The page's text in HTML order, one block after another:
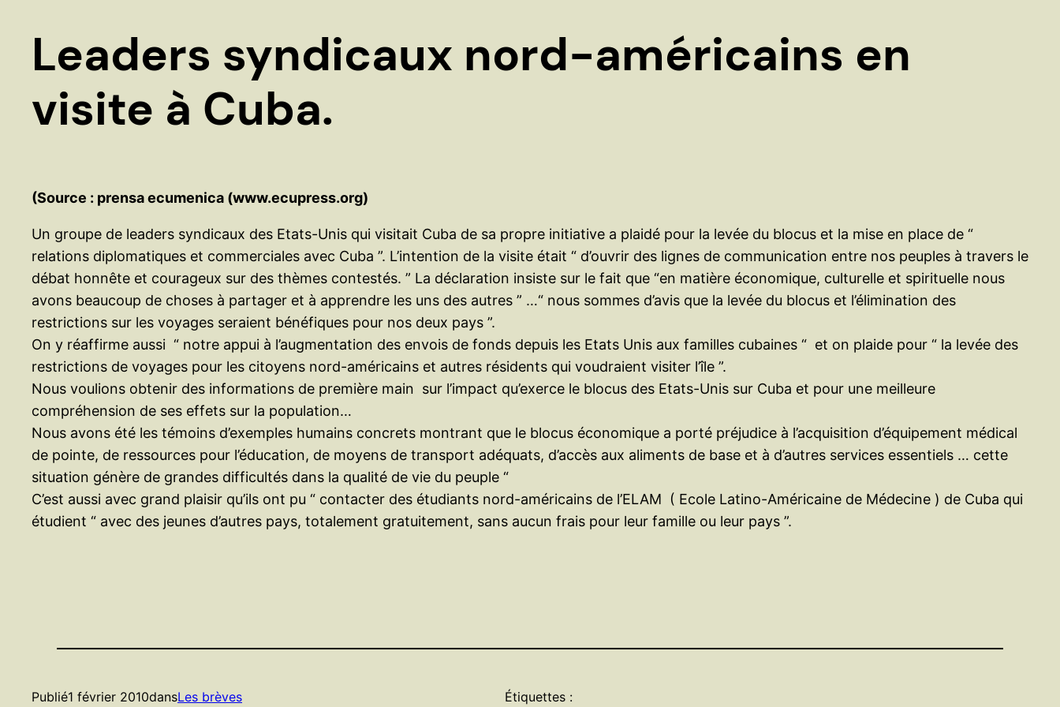
Leaders syndicaux nord-américains en
visite à Cuba.
(Source : prensa ecumenica (www.ecupress.org)
Un groupe de leaders syndicaux des Etats-Unis qui visitait Cuba de sa propre initiative a plaidé pour la levée du blocus et la mise en place de “
relations diplomatiques et commerciales avec Cuba ”. L’intention de la visite était “ d’ouvrir des lignes de communication entre nos peuples à travers le
débat honnête et courageux sur des thèmes contestés. ” La déclaration insiste sur le fait que “en matière économique, culturelle et spirituelle nous
avons beaucoup de choses à partager et à apprendre les uns des autres ” …“ nous sommes d’avis que la levée du blocus et l’élimination des
restrictions sur les voyages seraient bénéfiques pour nos deux pays ”.
On y réaffirme aussi “ notre appui à l’augmentation des envois de fonds depuis les Etats Unis aux familles cubaines “ et on plaide pour “ la levée des
restrictions de voyages pour les citoyens nord-américains et autres résidents qui voudraient visiter l’île ”.
Nous voulions obtenir des informations de première main sur l’impact qu’exerce le blocus des Etats-Unis sur Cuba et pour une meilleure
compréhension de ses effets sur la population…
Nous avons été les témoins d’exemples humains concrets montrant que le blocus économique a porté préjudice à l’acquisition d’équipement médical
de pointe, de ressources pour l’éducation, de moyens de transport adéquats, d’accès aux aliments de base et à d’autres services essentiels … cette
situation génère de grandes difficultés dans la qualité de vie du peuple “
C’est aussi avec grand plaisir qu’ils ont pu “ contacter des étudiants nord-américains de l’ELAM ( Ecole Latino-Américaine de Médecine ) de Cuba qui
étudient “ avec des jeunes d’autres pays, totalement gratuitement, sans aucun frais pour leur famille ou leur pays ”.
Publié1 février 2010dansLes brèves Étiquettes :